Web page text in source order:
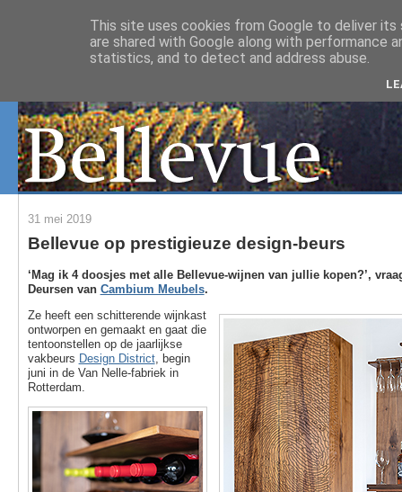
31 mei 2019
Bellevue op prestigieuze design-beurs
‘Mag ik 4 doosjes met alle Bellevue-wijnen van jullie kopen?’,
Deursen van Cambium Meubels.
Ze heeft een schitterende wijnkast
ontworpen en gemaakt en gaat die
tentoonstellen op de jaarlijkse
vakbeurs Design District, begin
juni in de Van Nelle-fabriek in
Rotterdam.
This site uses cookies from Google to deliver
are shared with Google along with performance
statistics, and to detect and address abuse.